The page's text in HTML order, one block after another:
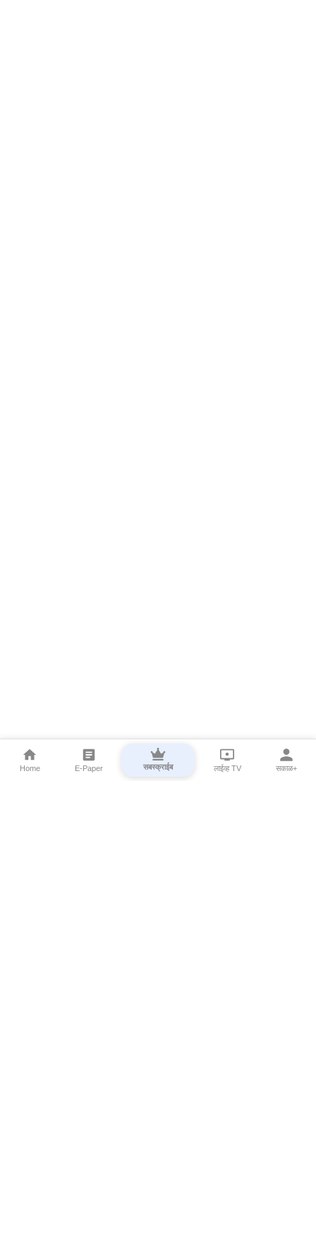
Home E-Paper सबस्क्राईब लाईव्ह TV सकाळ+